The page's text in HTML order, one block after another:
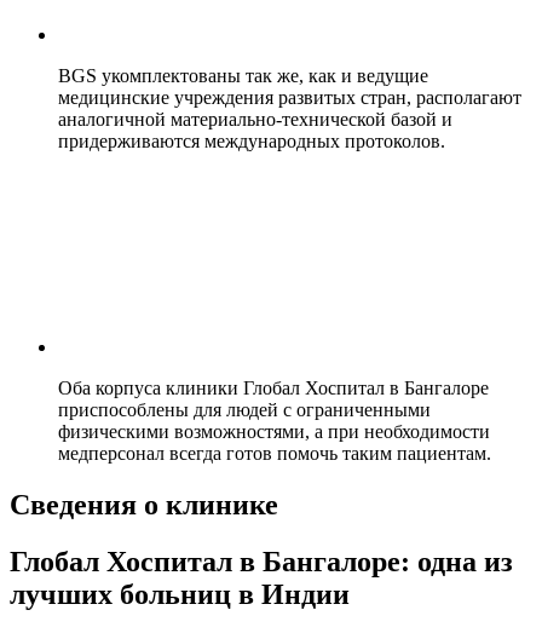
BGS укомплектованы так же, как и ведущие
медицинские учреждения развитых стран, располагают
аналогичной материально-технической базой и
придерживаются международных протоколов.
Оба корпуса клиники Глобал Хоспитал в Бангалоре
приспособлены для людей с ограниченными
физическими возможностями, а при необходимости
медперсонал всегда готов помочь таким пациентам.
Сведения о клинике
Глобал Хоспитал в Бангалоре: одна из
лучших больниц в Индии